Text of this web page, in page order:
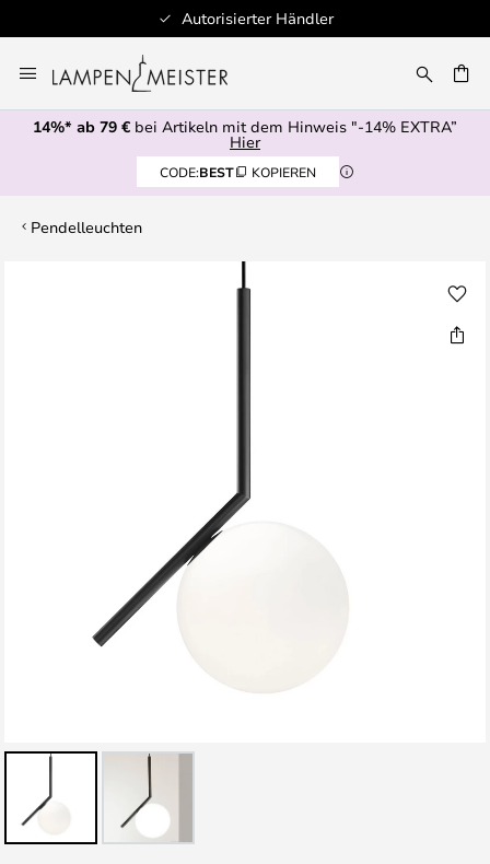
Autorisierter Händler
Inhalt
springen
14%* ab 79 € bei Artikeln mit dem Hinweis "-14% EXTRA”
Hier
CODE:BEST KOPIEREN
Pendelleuchten